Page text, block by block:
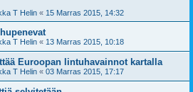
T Helin « 15 Marras 2015, 14:32
T Helin « 13 Marras 2015, 10:18
Euroopan lintuhavainnot kartalla
T Helin « 03 Marras 2015, 17:17